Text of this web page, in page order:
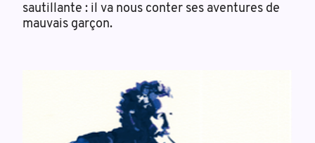
sautillante : il va nous conter ses aventures de
mauvais garçon.